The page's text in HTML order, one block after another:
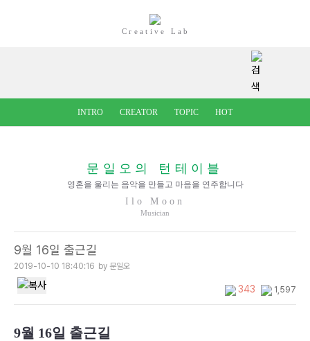
Creative Lab
INTRO CREATOR TOPIC HOT
문일오의 턴테이블
영혼을 울리는 음악을 만들고 마음을 연주합니다
Ilo Moon
Musician
9월 16일 출근길
2019-10-10 18:40:16 by 문일오
343 1,597
9월 16일 출근길